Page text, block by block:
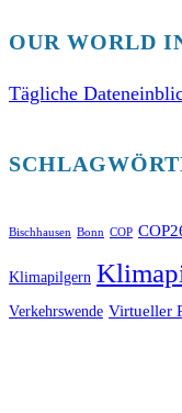
OUR WORLD
Tägliche
Bischhausen Bonn COP
Klimapilgern
Verkehrswende Virtueller